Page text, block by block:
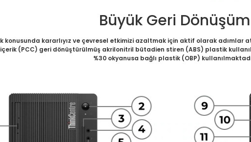
Büyük Geri Dönüşüm
konusunda kararlıyız ve çevresel etkimizi azaltmak için aktif olarak adımlar
(PCC) geri dönüştürülmüş akrilonitril bütadien stiren (ABS) plastik
%30 okyanusa bağlı plastik (OBP)